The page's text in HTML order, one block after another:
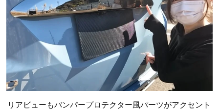
リアビューもバンパープロテクター風パーツがアクセント